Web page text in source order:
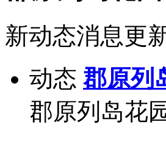
新动态消息更
动态 郡原列
郡原列岛花